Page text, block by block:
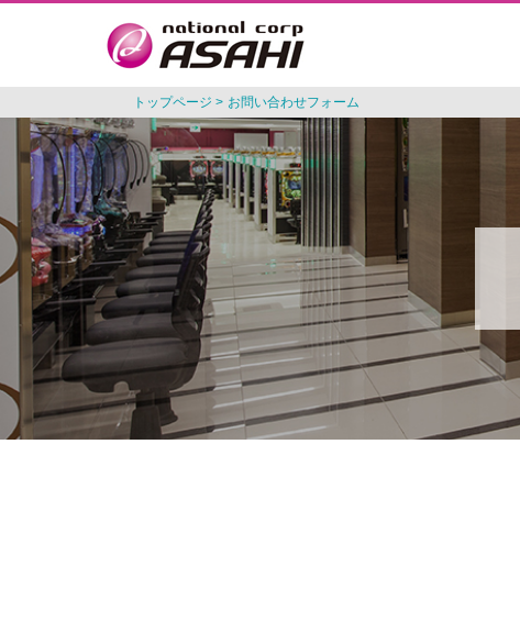
トップページ > お問い合わせフォーム